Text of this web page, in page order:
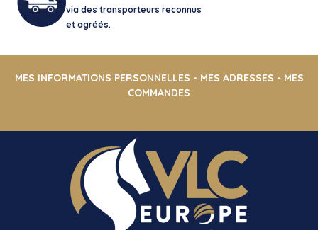
via des transporteurs reconnus
et agréés.
MES INFORMATIONS PERSONNELLES - MES ADRESSES - MES
COMMANDES